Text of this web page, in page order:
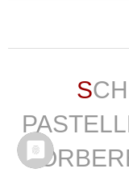
SCHÜLERARBEIT,